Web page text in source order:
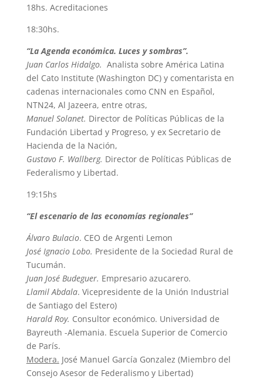
18hs. Acreditaciones
18:30hs.
“La Agenda económica. Luces y sombras”.
Juan Carlos Hidalgo. Analista sobre América Latina
del Cato Institute (Washington DC) y comentarista en
cadenas internacionales como CNN en Español,
NTN24, Al Jazeera, entre otras,
Manuel Solanet. Director de Políticas Públicas de la
Fundación Libertad y Progreso, y ex Secretario de
Hacienda de la Nación,
Gustavo F. Wallberg. Director de Políticas Públicas de
Federalismo y Libertad.
19:15hs
“El escenario de las economías regionales”
Álvaro Bulacio. CEO de Argenti Lemon
José Ignacio Lobo. Presidente de la Sociedad Rural de
Tucumán.
Juan José Budeguer. Empresario azucarero.
Llamil Abdala. Vicepresidente de la Unión Industrial
de Santiago del Estero)
Harald Roy. Consultor económico. Universidad de
Bayreuth -Alemania. Escuela Superior de Comercio
de París.
Modera. José Manuel García Gonzalez (Miembro del
Consejo Asesor de Federalismo y Libertad)